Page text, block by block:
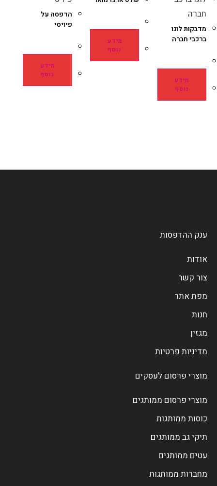
מדבקות לוגו
ברכבי חברה
מידע
נוסף
מידע
נוסף
הדפסה על
פיויסי
מידע
נוסף
ענק ההדפסות
אודות
צור קשר
מפת אתר
חנות
מגזין
מדיניות פרטיות
מוצרי פרסום לעסקים
מוצרי פרסום ממותגים
כוסות ממותגות
תיקי גב ממותגים
עטים ממותגים
מחברות ממותגות